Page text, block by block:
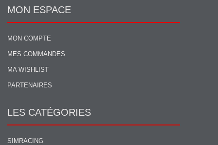
MON ESPACE
MON COMPTE
MES COMMANDES
MA WISHLIST
PARTENAIRES
LES CATÉGORIES
SIMRACING